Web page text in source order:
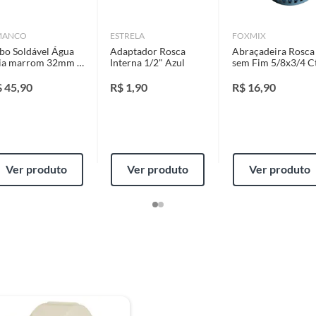
de Água Fria em Local Que Possa Exigir Manutenção
ou acaba com o primeiro uso ou em pouco tempo.
disponível em sua loja em até 30 (trinta) dias,
Soldável Água
marrom 32mm X
45,90
Ver produto
ESTRELA
Adaptador Rosca
Interna 1/2" Azul
R$ 1,90
Ver produto
FOXMIX
Abraçadeira Rosca
sem Fim 5/8x3/4
R$ 16,90
Ver produto